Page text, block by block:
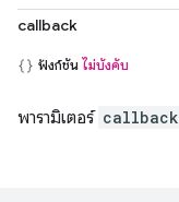
callback
ฟังก์ชัน ไม่บังคับ
พารามิเตอร์ callback